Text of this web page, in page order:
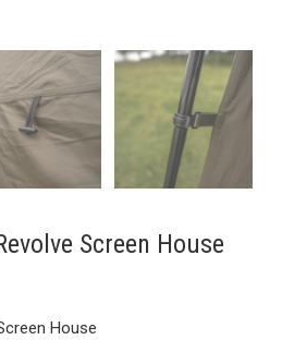
Screen House
House